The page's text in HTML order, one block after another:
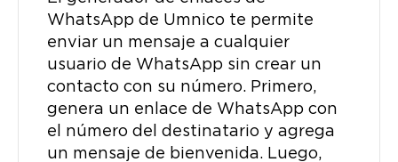
WhatsApp de Umnico te permite
enviar un mensaje a cualquier
usuario de WhatsApp sin crear un
contacto con su número. Primero,
genera un enlace de WhatsApp con
el número del destinatario y agrega
un mensaje de bienvenida. Luego,